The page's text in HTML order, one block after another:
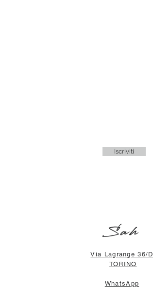
Iscriviti
Sah
Via Lagrange 36/D
TORINO
WhatsApp